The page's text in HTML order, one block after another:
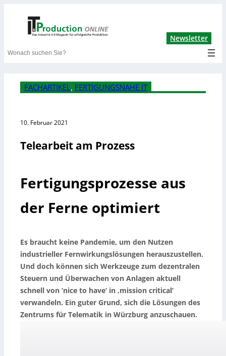
Newsletter
Search
FACHARTIKEL , FERTIGUNGSNAHE IT
10. Februar 2021
Telearbeit am Prozess
Fertigungsprozesse aus
der Ferne optimiert
Es braucht keine Pandemie, um den Nutzen
industrieller Fernwirkungslösungen herauszustellen.
Und doch können sich Werkzeuge zum dezentralen
Steuern und Überwachen von Anlagen aktuell
schnell von ’nice to have‘ in ‚mission critical‘
verwandeln. Ein guter Grund, sich die Lösungen des
Zentrums für Telematik in Würzburg anzuschauen.